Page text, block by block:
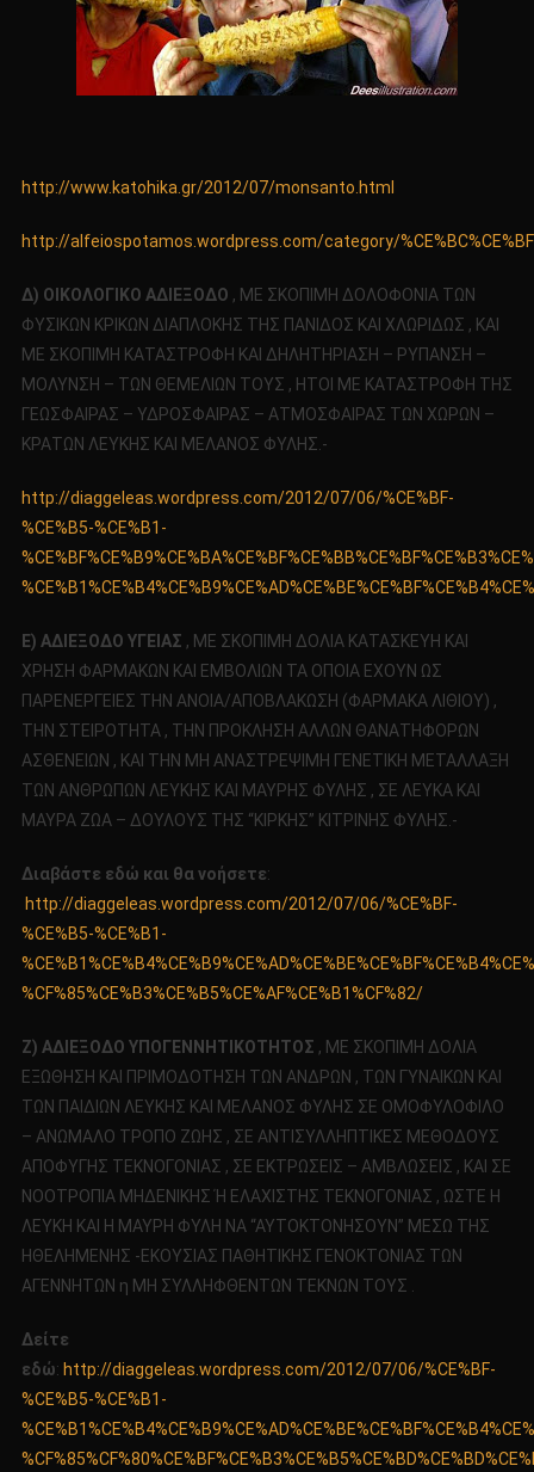
http://www.katohika.gr/2012/07/monsanto.html
http://alfeiospotamos.wordpress.com/category/
Δ) ΟΙΚΟΛΟΓΙΚΟ ΑΔΙΕΞΟΔΟ , ΜΕ ΣΚΟΠΙΜΗ ΔΟΛΟΦΟΝΙΑ ΤΩΝ
ΦΥΣΙΚΩΝ ΚΡΙΚΩΝ ΔΙΑΠΛΟΚΗΣ ΤΗΣ ΠΑΝΙΔΟΣ ΚΑΙ ΧΛΩΡΙΔΩΣ , ΚΑΙ
ΜΕ ΣΚΟΠΙΜΗ ΚΑΤΑΣΤΡΟΦΗ ΚΑΙ ΔΗΛΗΤΗΡΙΑΣΗ – ΡΥΠΑΝΣΗ –
ΜΟΛΥΝΣΗ – ΤΩΝ ΘΕΜΕΛΙΩΝ ΤΟΥΣ , ΗΤΟΙ ΜΕ ΚΑΤΑΣΤΡΟΦΗ ΤΗΣ
ΓΕΩΣΦΑΙΡΑΣ – ΥΔΡΟΣΦΑΙΡΑΣ – ΑΤΜΟΣΦΑΙΡΑΣ ΤΩΝ ΧΩΡΩΝ –
ΚΡΑΤΩΝ ΛΕΥΚΗΣ ΚΑΙ ΜΕΛΑΝΟΣ ΦΥΛΗΣ.-
http://diaggeleas.wordpress.com/2012/07/06/%CE%BF-
%CE%B5-%CE%B1-
Ε) ΑΔΙΕΞΟΔΟ ΥΓΕΙΑΣ , ΜΕ ΣΚΟΠΙΜΗ ΔΟΛΙΑ ΚΑΤΑΣΚΕΥΗ ΚΑΙ
ΧΡΗΣΗ ΦΑΡΜΑΚΩΝ ΚΑΙ ΕΜΒΟΛΙΩΝ ΤΑ ΟΠΟΙΑ ΕΧΟΥΝ ΩΣ
ΠΑΡΕΝΕΡΓΕΙΕΣ ΤΗΝ ΑΝΟΙΑ/ΑΠΟΒΛΑΚΩΣΗ (ΦΑΡΜΑΚΑ ΛΙΘΙΟΥ) ,
ΤΗΝ ΣΤΕΙΡΟΤΗΤΑ , ΤΗΝ ΠΡΟΚΛΗΣΗ ΑΛΛΩΝ ΘΑΝΑΤΗΦΟΡΩΝ
ΑΣΘΕΝΕΙΩΝ , ΚΑΙ ΤΗΝ ΜΗ ΑΝΑΣΤΡΕΨΙΜΗ ΓΕΝΕΤΙΚΗ ΜΕΤΑΛΛΑΞΗ
ΤΩΝ ΑΝΘΡΩΠΩΝ ΛΕΥΚΗΣ ΚΑΙ ΜΑΥΡΗΣ ΦΥΛΗΣ , ΣΕ ΛΕΥΚΑ ΚΑΙ
ΜΑΥΡΑ ΖΩΑ – ΔΟΥΛΟΥΣ ΤΗΣ “ΚΙΡΚΗΣ” ΚΙΤΡΙΝΗΣ ΦΥΛΗΣ.-
Διαβάστε εδώ και θα νοήσετε:
http://diaggeleas.wordpress.com/2012/07/06/%CE%BF-
%CE%B5-%CE%B1-
%CF%85%CE%B3%CE%B5%CE%AF%CE%B1%CF%82/
Ζ) ΑΔΙΕΞΟΔΟ ΥΠΟΓΕΝΝΗΤΙΚΟΤΗΤΟΣ , ΜΕ ΣΚΟΠΙΜΗ ΔΟΛΙΑ
ΕΞΩΘΗΣΗ ΚΑΙ ΠΡΙΜΟΔΟΤΗΣΗ ΤΩΝ ΑΝΔΡΩΝ , ΤΩΝ ΓΥΝΑΙΚΩΝ ΚΑΙ
ΤΩΝ ΠΑΙΔΙΩΝ ΛΕΥΚΗΣ ΚΑΙ ΜΕΛΑΝΟΣ ΦΥΛΗΣ ΣΕ ΟΜΟΦΥΛΟΦΙΛΟ
– ΑΝΩΜΑΛΟ ΤΡΟΠΟ ΖΩΗΣ , ΣΕ ΑΝΤΙΣΥΛΛΗΠΤΙΚΕΣ ΜΕΘΟΔΟΥΣ
ΑΠΟΦΥΓΗΣ ΤΕΚΝΟΓΟΝΙΑΣ , ΣΕ ΕΚΤΡΩΣΕΙΣ – ΑΜΒΛΩΣΕΙΣ , ΚΑΙ ΣΕ
ΝΟΟΤΡΟΠΙΑ ΜΗΔΕΝΙΚΗΣ Ή ΕΛΑΧΙΣΤΗΣ ΤΕΚΝΟΓΟΝΙΑΣ , ΩΣΤΕ Η
ΛΕΥΚΗ ΚΑΙ Η ΜΑΥΡΗ ΦΥΛΗ ΝΑ “ΑΥΤΟΚΤΟΝΗΣΟΥΝ” ΜΕΣΩ ΤΗΣ
ΗΘΕΛΗΜΕΝΗΣ -ΕΚΟΥΣΙΑΣ ΠΑΘΗΤΙΚΗΣ ΓΕΝΟΚΤΟΝΙΑΣ ΤΩΝ
ΑΓΕΝΝΗΤΩΝ η ΜΗ ΣΥΛΛΗΦΘΕΝΤΩΝ ΤΕΚΝΩΝ ΤΟΥΣ .
Δείτε
εδώ: http://diaggeleas.wordpress.com/2012/07/06/%CE%BF-
%CE%B5-%CE%B1-